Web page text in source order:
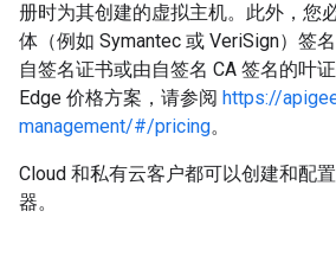
册时为其创建的虚拟主机。此外，您
体（例如 Symantec 或 VeriSign）签
自签名证书或由自签名 CA 签名的叶
Edge 价格方案，请参阅 https://
management/#/pricing。
Cloud 和私有云客户都可以创建和配
器。